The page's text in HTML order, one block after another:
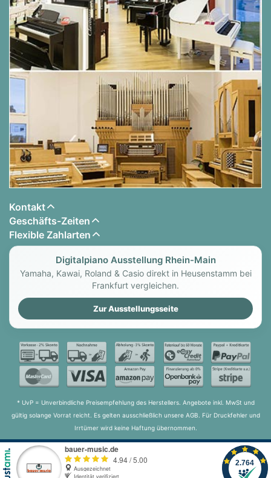
Kontakt
Geschäfts-Zeiten
Flexible Zahlarten
Digitalpiano Ausstellung Rhein-Main
Yamaha, Kawai, Roland & Casio direkt in Heusenstamm bei
Frankfurt vergleichen.
Zur Ausstellungsseite
* UvP = Unverbindliche Preisempfehlung des Herstellers. Angebote inkl. MwSt und
gültig solange Vorrat reicht. Es gelten ausschließlich unsere AGB. Für Druckfehler und
Irrtümer wird keine Haftung übernommen.